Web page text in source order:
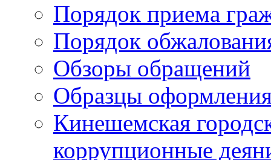
Порядок приема
Порядок
Обзоры обращений
Образцы
Кинешемская
коррупционные